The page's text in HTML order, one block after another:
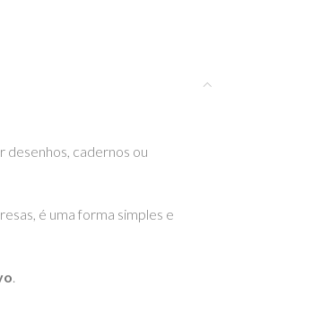
desenhos, cadernos ou
é uma forma simples e
.